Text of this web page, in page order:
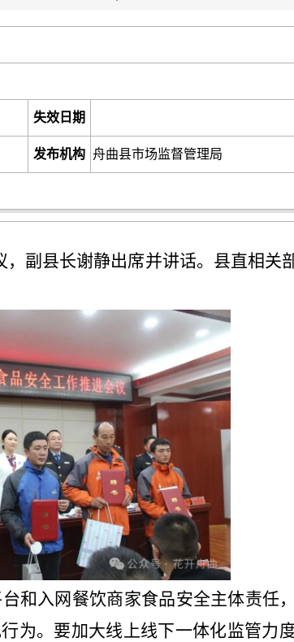
失效日期
发布机构 舟曲县市场监督管理局
副县长谢静出席并讲话。县直相关
和入网餐饮商家食品安全主体责任
为。要加大线上线下一体化监管力